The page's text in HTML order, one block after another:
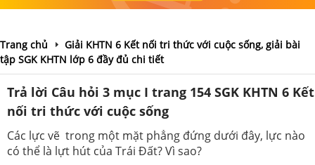
Trang chủ
Giải KHTN 6 Kết nối tri thức với cuộc sống, giải bài
tập SGK KHTN lớp 6 đầy đủ chi tiết
Trả lời Câu hỏi 3 mục I trang 154 SGK KHTN 6 Kết
nối tri thức với cuộc sống
Các lực vẽ trong một mặt phẳng đứng dưới đây, lực nào
có thể là lựt hút của Trái Đất? Vì sao?